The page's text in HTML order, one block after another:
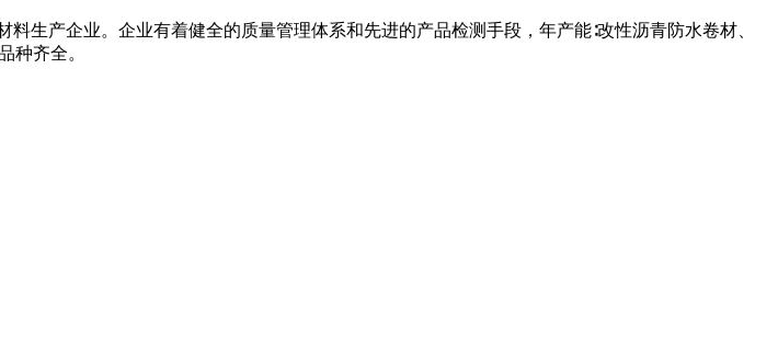
生产企业。企业有着健全的质量管理体系和先进的产品检测手段，年产能∶改性沥青防水卷材、
种齐全。